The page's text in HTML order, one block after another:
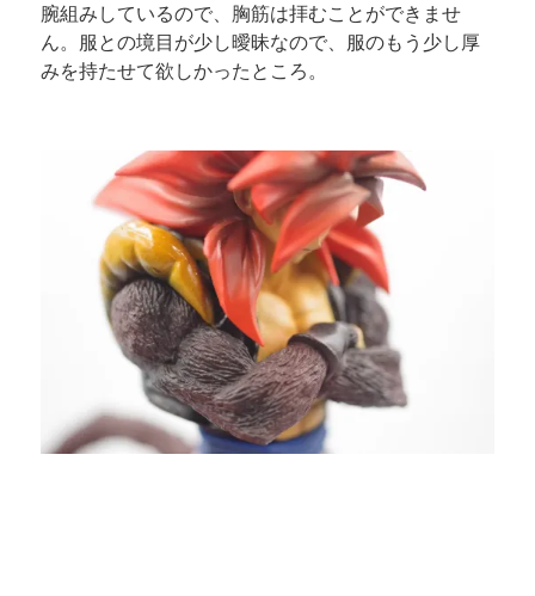
腕組みしているので、胸筋は拝むことができませ
ん。服との境目が少し曖昧なので、服のもう少し厚
みを持たせて欲しかったところ。